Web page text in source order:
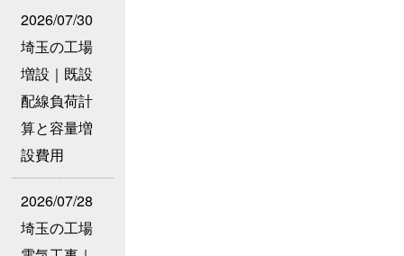
2026/07/30
埼玉の工場
増設｜既設
配線負荷計
算と容量増
設費用
2026/07/28
埼玉の工場